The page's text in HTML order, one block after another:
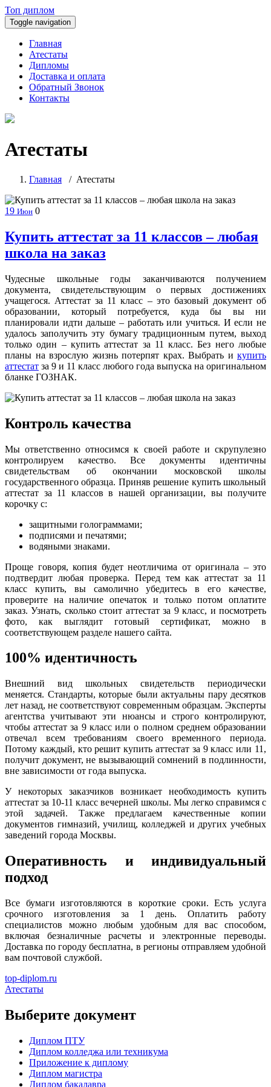
Топ диплом
Toggle navigation
Главная
Атестаты
Дипломы
Доставка и оплата
Обратный Звонок
Контакты
Атестаты
Главная / Атестаты
19 Июн 0
Купить аттестат за 11 классов – любая
школа на заказ
Чудесные школьные годы заканчиваются получением
документа, свидетельствующим о первых достижениях
учащегося. Аттестат за 11 класс – это базовый документ об
образовании, который потребуется, куда бы вы ни
планировали идти дальше – работать или учиться. И если не
удалось заполучить эту бумагу традиционным путем, выход
только один – купить аттестат за 11 класс. Без него любые
планы на взрослую жизнь потерпят крах. Выбрать и купить
аттестат за 9 и 11 класс любого года выпуска на оригинальном
бланке ГОЗНАК.
Контроль качества
Мы ответственно относимся к своей работе и скрупулезно
контролируем качество. Все документы идентичны
свидетельствам об окончании московской школы
государственного образца. Приняв решение купить школьный
аттестат за 11 классов в нашей организации, вы получите
корочку с:
защитными голограммами;
подписями и печатями;
водяными знаками.
Проще говоря, копия будет неотличима от оригинала – это
подтвердит любая проверка. Перед тем как аттестат за 11
класс купить, вы самолично убедитесь в его качестве,
проверите на наличие опечаток и только потом оплатите
заказ. Узнать, сколько стоит аттестат за 9 класс, и посмотреть
фото, как выглядит готовый сертификат, можно в
соответствующем разделе нашего сайта.
100% идентичность
Внешний вид школьных свидетельств периодически
меняется. Стандарты, которые были актуальны пару десятков
лет назад, не соответствуют современным образцам. Эксперты
агентства учитывают эти нюансы и строго контролируют,
чтобы аттестат за 9 класс или о полном среднем образовании
отвечал всем требованиям своего временного периода.
Потому каждый, кто решит купить аттестат за 9 класс или 11,
получит документ, не вызывающий сомнений в подлинности,
вне зависимости от года выпуска.
У некоторых заказчиков возникает необходимость купить
аттестат за 10-11 класс вечерней школы. Мы легко справимся с
этой задачей. Также предлагаем качественные копии
документов гимназий, училищ, колледжей и других учебных
заведений города Москвы.
Оперативность и индивидуальный
подход
Все бумаги изготовляются в короткие сроки. Есть услуга
срочного изготовления за 1 день. Оплатить работу
специалистов можно любым удобным для вас способом,
включая безналичные расчеты и электронные переводы.
Доставка по городу бесплатна, в регионы отправляем удобной
вам почтовой службой.
top-diplom.ru
Атестаты
Выберите документ
Диплом ПТУ
Диплом колледжа или техникума
Приложение к диплому
Диплом магистра
Диплом бакалавра